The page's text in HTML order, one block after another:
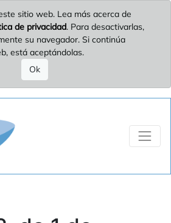
sitio web. Lea más acerca de
de privacidad. Para desactivarlas,
su navegador. Si continúa
está aceptándolas.
Ok